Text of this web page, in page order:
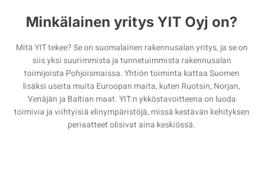
Minkälainen yritys YIT Oyj on?
Mitä YIT tekee? Se on suomalainen rakennusalan yritys, ja se on
siis yksi suurimmista ja tunnetuimmista rakennusalan
toimijoista Pohjoismaissa. Yhtiön toiminta kattaa Suomen
lisäksi useita muita Euroopan maita, kuten Ruotsin, Norjan,
Venäjän ja Baltian maat. YIT:n ykköstavoitteena on luoda
toimivia ja viihtyisiä elinympäristöjä, missä kestävän kehityksen
periaatteet olisivat aina keskiössä.